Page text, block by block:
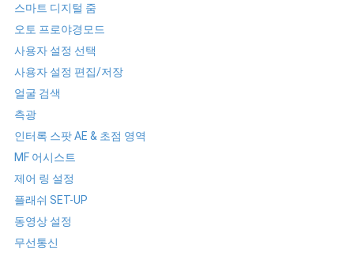
스마트 디지털 줌
오토 프로야경모드
사용자 설정 선택
사용자 설정 편집/저장
얼굴 검색
측광
인터록 스팟 AE & 초점 영역
MF 어시스트
제어 링 설정
플래쉬 SET-UP
동영상 설정
무선통신